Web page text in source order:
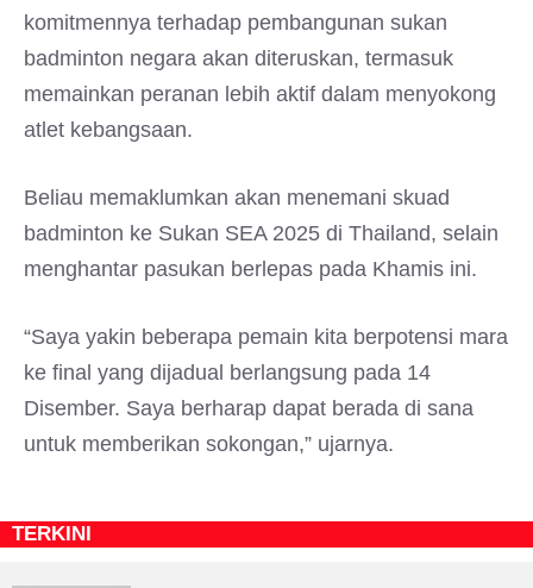
komitmennya terhadap pembangunan sukan
badminton negara akan diteruskan, termasuk
memainkan peranan lebih aktif dalam menyokong
atlet kebangsaan.
Beliau memaklumkan akan menemani skuad
badminton ke Sukan SEA 2025 di Thailand, selain
menghantar pasukan berlepas pada Khamis ini.
“Saya yakin beberapa pemain kita berpotensi mara
ke final yang dijadual berlangsung pada 14
Disember. Saya berharap dapat berada di sana
untuk memberikan sokongan,” ujarnya.
TERKINI